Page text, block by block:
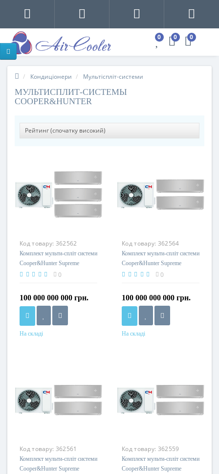
0 0 0
Кондиціонери Мультіспліт-системи
МУЛЬТИСПЛИТ-СИСТЕМЫ
COOPER&HUNTER
Код товару: 362562
Комплект мульти-спліт системи
Cooper&Hunter Supreme
Continental Silver Multi 24
0
100 000 000 000 грн.
На складі
Код товару: 362564
Комплект мульти-спліт системи
Cooper&Hunter Supreme
Continental Silver Multi 24
0
100 000 000 000 грн.
На складі
Код товару: 362561
Комплект мульти-спліт системи
Cooper&Hunter Supreme
Код товару: 362559
Комплект мульти-спліт системи
Cooper&Hunter Supreme